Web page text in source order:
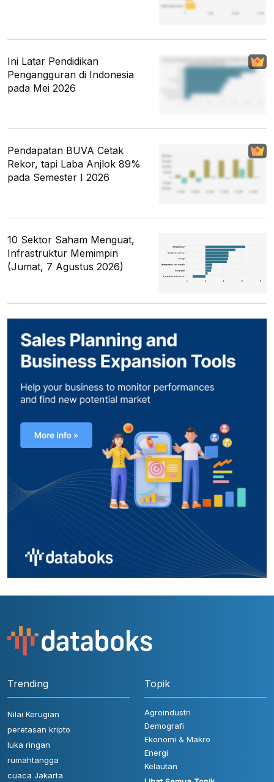
Ini Latar Pendidikan
Pengangguran di Indonesia
pada Mei 2026
Pendapatan BUVA Cetak
Rekor, tapi Laba Anjlok 89%
pada Semester I 2026
10 Sektor Saham Menguat,
Infrastruktur Memimpin
(Jumat, 7 Agustus 2026)
Trending
Nilai Kerugian
peretasan kripto
luka ringan
rumahtangga
cuaca Jakarta
Topik
Agroindustri
Demografi
Ekonomi & Makro
Energi
Kelautan